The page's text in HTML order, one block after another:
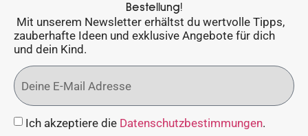
Bestellung!
Mit unserem Newsletter erhältst du wertvolle Tipps,
zauberhafte Ideen und exklusive Angebote für dich
und dein Kind.
Ich akzeptiere die Datenschutzbestimmungen.